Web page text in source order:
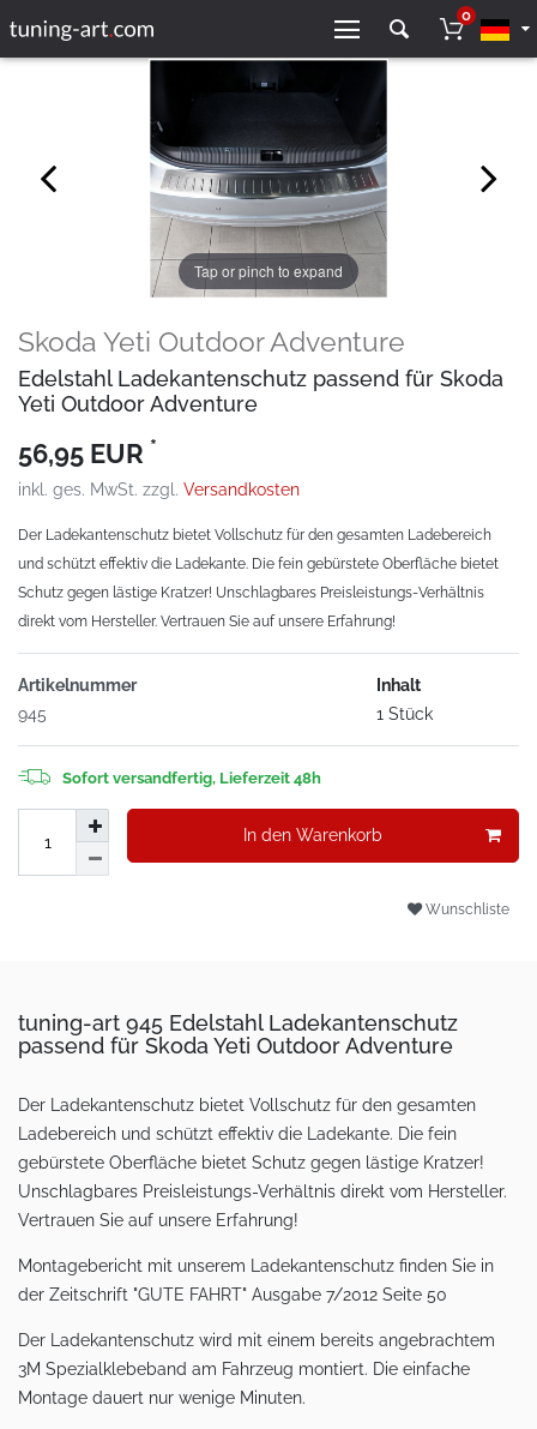
0
Tap or pinch to expand
Skoda Yeti Outdoor Adventure
Edelstahl Ladekantenschutz passend für Skoda
Yeti Outdoor Adventure
56,95 EUR *
inkl. ges. MwSt. zzgl. Versandkosten
Der Ladekantenschutz bietet Vollschutz für den gesamten Ladebereich
und schützt effektiv die Ladekante. Die fein gebürstete Oberfläche bietet
Schutz gegen lästige Kratzer! Unschlagbares Preisleistungs-Verhältnis
direkt vom Hersteller. Vertrauen Sie auf unsere Erfahrung!
Artikelnummer
945
Inhalt
1 Stück
Sofort versandfertig, Lieferzeit 48h
In den Warenkorb
Wunschliste
tuning-art 945 Edelstahl Ladekantenschutz
passend für Skoda Yeti Outdoor Adventure
Der Ladekantenschutz bietet Vollschutz für den gesamten
Ladebereich und schützt effektiv die Ladekante. Die fein
gebürstete Oberfläche bietet Schutz gegen lästige Kratzer!
Unschlagbares Preisleistungs-Verhältnis direkt vom Hersteller.
Vertrauen Sie auf unsere Erfahrung!
Montagebericht mit unserem Ladekantenschutz finden Sie in
der Zeitschrift "GUTE FAHRT" Ausgabe 7/2012 Seite 50
Der Ladekantenschutz wird mit einem bereits angebrachtem
3M Spezialklebeband am Fahrzeug montiert. Die einfache
Montage dauert nur wenige Minuten.